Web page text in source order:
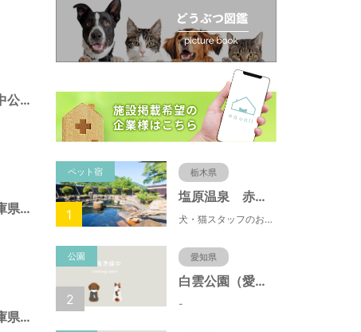
ポートアイランド中公園（兵庫県神戸市）
須磨海浜公園（兵庫県神戸市）
北野町東公園（兵庫県神戸市）
ペット宿 栃木県
塩原温泉 赤沢温泉旅館
犬・猫スタッフのおもてニャしが魅力のひとつ♪大自然に囲まれた隠れ家的宿で癒やしの休日を。
1
公園 愛知県
白雲公園（愛知県名古屋市）
-
2